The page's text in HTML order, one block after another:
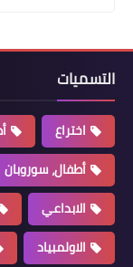
التسميات
اختراع
أطفال، سوروبان
الابداعي
الاولمبياد